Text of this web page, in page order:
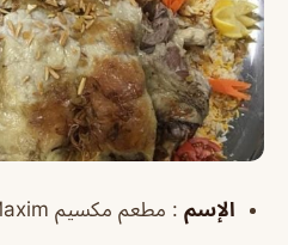
الإسم : مطعم مكسيم Maxim